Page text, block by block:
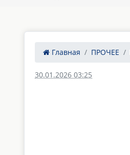
Главная ПРОЧЕЕ
30.01.2026 03:25